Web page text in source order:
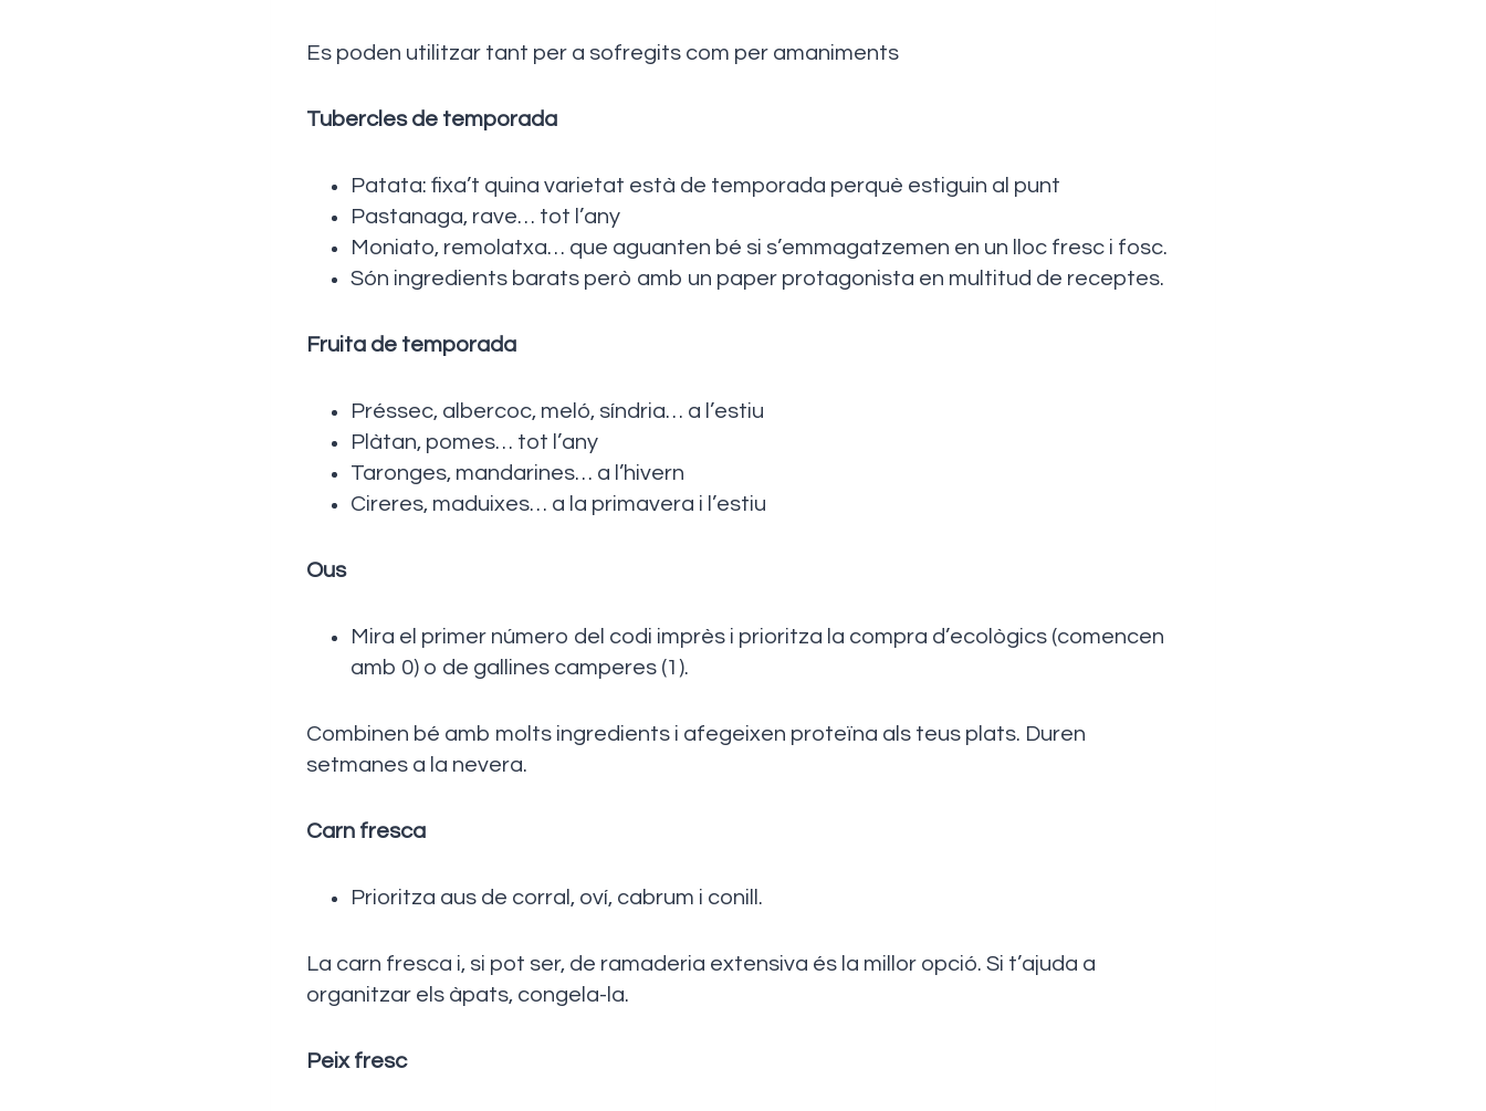
Es poden utilitzar tant per a sofregits com per amaniments
Tubercles de temporada
Patata: fixa’t quina varietat està de temporada perquè estiguin al punt
Pastanaga, rave… tot l’any
Moniato, remolatxa… que aguanten bé si s’emmagatzemen en un lloc fresc i fosc.
Són ingredients barats però amb un paper protagonista en multitud de receptes.
Fruita de temporada
Préssec, albercoc, meló, síndria… a l’estiu
Plàtan, pomes… tot l’any
Taronges, mandarines… a l’hivern
Cireres, maduixes… a la primavera i l’estiu
Ous
Mira el primer número del codi imprès i prioritza la compra d’ecològics (comencen
amb 0) o de gallines camperes (1).
Combinen bé amb molts ingredients i afegeixen proteïna als teus plats. Duren
setmanes a la nevera.
Carn fresca
Prioritza aus de corral, oví, cabrum i conill.
La carn fresca i, si pot ser, de ramaderia extensiva és la millor opció. Si t’ajuda a
organitzar els àpats, congela-la.
Peix fresc